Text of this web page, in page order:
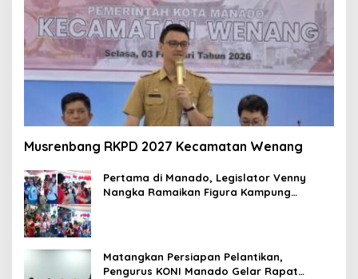
Musrenbang RKPD 2027 Kecamatan Wenang
Pertama di Manado, Legislator Venny
Nangka Ramaikan Figura Kampung
Matangkan Persiapan Pelantikan,
Pengurus KONI Manado Gelar Rapat